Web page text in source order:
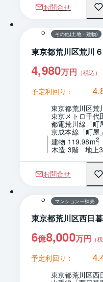
お問合せ
その他(土地・建物)
東京都荒川区荒川
4,980万円 （税込）
予定利回り：
東京都荒川区荒
東京メトロ千代
都電荒川線「町
京成本線「町屋
建物 119.98m2
木造 3階　地上
お問合せ
マンション一棟売
東京都荒川区西日
6億8,000万円 （
予定利回り：
東京都荒川区西